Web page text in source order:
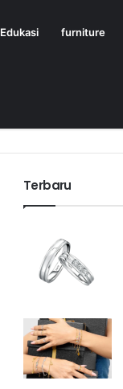
Edukasi furniture
Terbaru